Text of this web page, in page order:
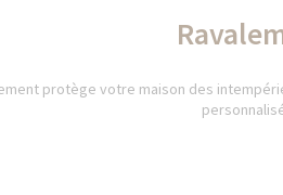
protège votre maison des